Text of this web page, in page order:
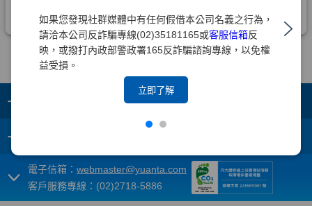
如果您發現社群媒體中有任何假借本公司名義之行為，
請洽本公司反詐騙專線(02)35181165或客服信箱反
映，或撥打內政部警政署165反詐騙諮詢專線，以免權
益受損。
立即了解
+
+
電子信箱： webmaster@yuanta.com
客戶服務專線：(02)2718-5886